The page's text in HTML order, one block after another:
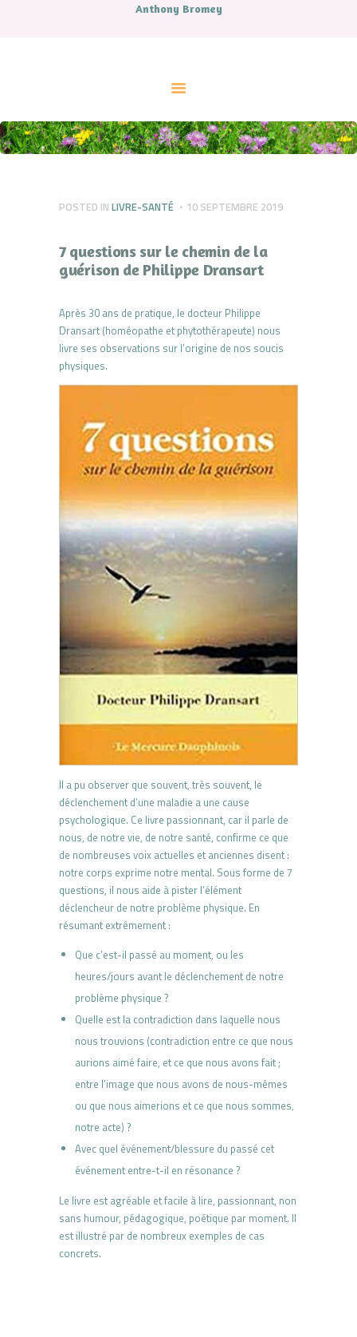
Anthony Bromey
MUSIQUE
ATELIERS ET SOINS
POSTED IN LIVRE-SANTÉ 10 SEPTEMBRE 2019
7 questions sur le chemin de la
guérison de Philippe Dransart
Après 30 ans de pratique, le docteur Philippe
Dransart (homéopathe et phytothérapeute) nous
livre ses observations sur l’origine de nos soucis
physiques.
Il a pu observer que souvent, très souvent, le
déclenchement d’une maladie a une cause
psychologique. Ce livre passionnant, car il parle de
nous, de notre vie, de notre santé, confirme ce que
de nombreuses voix actuelles et anciennes disent :
notre corps exprime notre mental. Sous forme de 7
questions, il nous aide à pister l’élément
déclencheur de notre problème physique. En
résumant extrêmement :
Que c’est-il passé au moment, ou les
heures/jours avant le déclenchement de notre
problème physique ?
Quelle est la contradiction dans laquelle nous
nous trouvions (contradiction entre ce que nous
aurions aimé faire, et ce que nous avons fait ;
entre l’image que nous avons de nous-mêmes
ou que nous aimerions et ce que nous sommes,
notre acte) ?
Avec quel événement/blessure du passé cet
événement entre-t-il en résonance ?
Le livre est agréable et facile à lire, passionnant, non
sans humour, pédagogique, poétique par moment. Il
est illustré par de nombreux exemples de cas
concrets.